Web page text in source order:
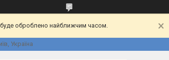
оброблено найближчим часом.
Україна